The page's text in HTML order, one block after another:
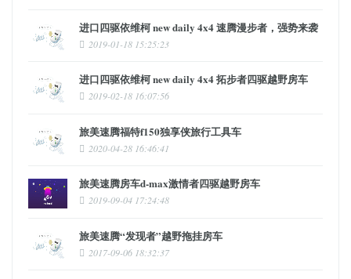
进口四驱依维柯 new daily 4x4 速腾漫步者，强势来袭
2019-01-18 15:25:23
进口四驱依维柯 new daily 4x4 拓步者四驱越野房车
2019-02-18 16:07:56
旅美速腾福特f150独享侠旅行工具车
2020-04-28 16:46:41
旅美速腾房车d-max激情者四驱越野房车
2019-09-04 17:24:48
旅美速腾“发现者”越野拖挂房车
2017-09-06 18:32:37